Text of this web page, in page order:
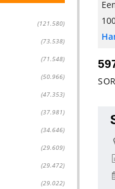
(121.580)
(73.538)
(71.548)
(50.966)
(47.353)
(37.981)
(34.646)
(29.609)
(29.472)
(29.022)